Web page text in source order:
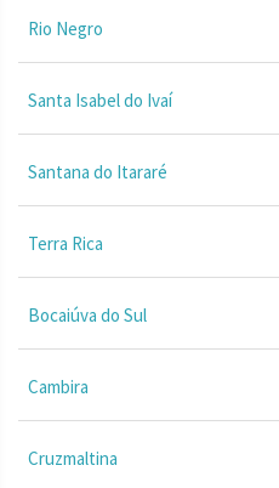
Rio Negro
Santa Isabel do Ivaí
Santana do Itararé
Terra Rica
Bocaiúva do Sul
Cambira
Cruzmaltina